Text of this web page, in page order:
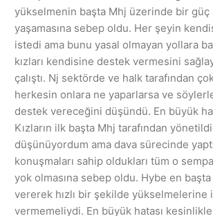
yükselmenin başta Mhj üzerinde bir
yaşamasına sebep oldu. Her şeyin
istedi ama bunu yasal olmayan yollara
kızları kendisine destek vermesini
çalıştı. Nj sektörde ve halk tarafından
herkesin onlara ne yaparlarsa ve
destek vereceğini düşündü. En büyük
Kızların ilk başta Mhj tarafından
düşünüyordum ama dava sürecinde
konuşmaları sahip oldukları tüm o
yok olmasına sebep oldu. Hybe en
vererek hızlı bir şekilde yükselmelerine
vermemeliydi. En büyük hatası